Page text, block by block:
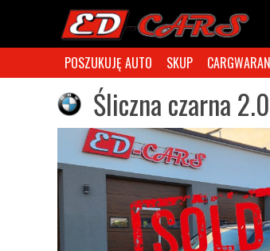
POSZUKUJĘ AUTO SKUP
Śliczna czarna